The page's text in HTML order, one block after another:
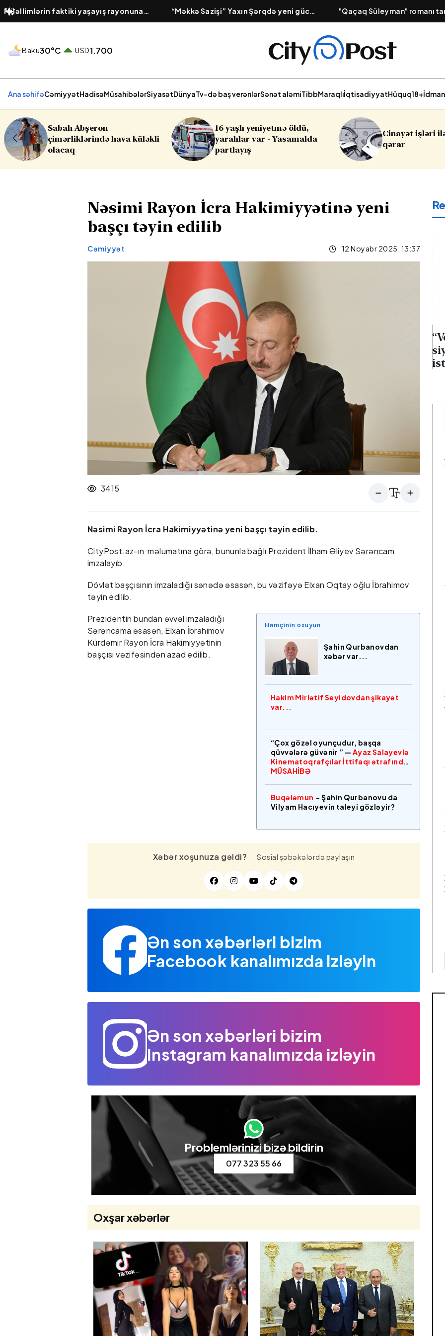
Müəllimlərin faktiki yaşayış rayonuna
uyğun olaraq vakansiya seçimi başlayıb
“Məkkə Sazişi” Yaxın Şərqdə yeni güc
xətti yaradır –İran niyə narahatdır?
"Qaçaq Süleyman" romanı
nəsrimizin dəyərli nümunəsi
Baku30°C USD1.700
Ana səhifəCəmiyyətHadisəMüsahibələrSiyasətDünyaTv-də baş verənlərSənət aləmiTibbMaraqlıİqtisadiyyatHüquq18+İdman
16 yaşlı yeniyetmə öldü,
yaralılar var - Yasamalda
Cinayət işləri ilə bağlı vacib
qərar
Nəsimi Rayon İcra Hakimiyyətinə yeni
başçı təyin edilib
Cəmiyyət 12 Noyabr 2025, 13:37
3415
Nəsimi Rayon İcra Hakimiyyətinə yeni başçı təyin edilib.
CityPost.az-ın məlumatına görə, bununla bağlı Prezident İlham Əliyev Sərəncam
imzalayıb.
Dövlət başçısının imzaladığı sənədə əsasən, bu vəzifəyə Elxan Oqtay oğlu İbrahimov
təyin edilib.
Həmçinin oxuyun
Şahin Qurbanovdan
xəbər var...
Hakim Mirlətif Seyidovdan şikayət
var...
“Çox gözəl oyunçudur, başqa
qüvvələrə güvənir ” — Ayaz Salayevlə
Kinematoqrafçılar İttifaqı ətrafında
MÜSAHİBƏ
Buqələmun - Şahin Qurbanovu da
Vilyam Hacıyevin taleyi gözləyir?
Prezidentin bundan əvvəl imzaladığı
Sərəncama əsasən, Elxan İbrahimov
Kürdəmir Rayon İcra Hakimiyyətinin
başçısı vəzifəsindən azad edilib.
Xəbər xoşunuza gəldi? Sosial şəbəkələrdə paylaşın
Ən son xəbərləri bizim
Facebook kanalımızda izləyin
Ən son xəbərləri bizim
Instagram kanalımızda izləyin
Problemlərinizi bizə bildirin
077 323 55 66
Oxşar xəbərlər
Müəllimlərin faktiki
yaşayış rayonuna uyğun
olaraq vakansiya seçimi
başlayıb
“Veteranlara qayğı dövlət
siyasətinin əsas
istiqamətlərindən
biridir” mövzusunda
tədbir keçirilib